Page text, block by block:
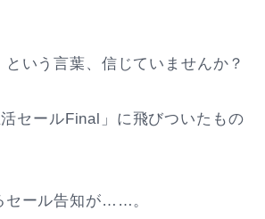
という言葉、信じていませんか？
セールFinal」に飛びついたもの
セール告知が……。